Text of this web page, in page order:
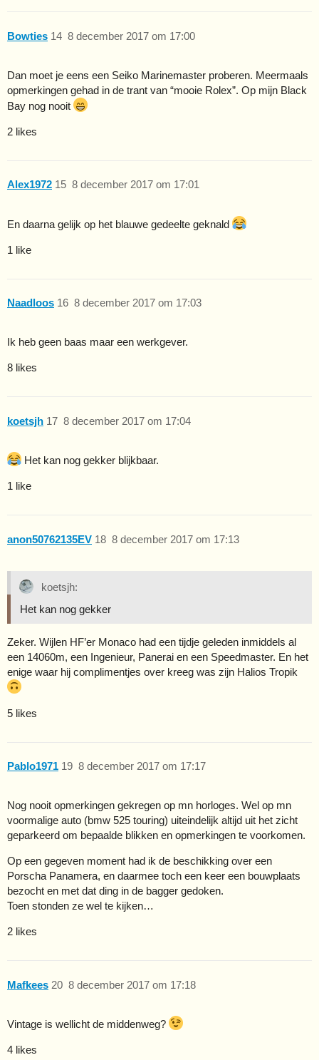
Bowties 8 december 2017 om 17:00
14
Dan moet je eens een Seiko Marinemaster proberen. Meermaals
opmerkingen gehad in de trant van “mooie Rolex”. Op mijn Black
Bay nog nooit
2 likes
Alex1972 8 december 2017 om 17:01
15
En daarna gelijk op het blauwe gedeelte geknald
1 like
Naadloos 8 december 2017 om 17:03
16
Ik heb geen baas maar een werkgever.
8 likes
koetsjh 8 december 2017 om 17:04
17
Het kan nog gekker blijkbaar.
1 like
anon50762135EV 8 december 2017 om 17:13
18
koetsjh:
Het kan nog gekker
Zeker. Wijlen HF’er Monaco had een tijdje geleden inmiddels al
een 14060m, een Ingenieur, Panerai en een Speedmaster. En het
enige waar hij complimentjes over kreeg was zijn Halios Tropik
5 likes
Pablo1971 8 december 2017 om 17:17
19
Nog nooit opmerkingen gekregen op mn horloges. Wel op mn
voormalige auto (bmw 525 touring) uiteindelijk altijd uit het zicht
geparkeerd om bepaalde blikken en opmerkingen te voorkomen.
Op een gegeven moment had ik de beschikking over een
Porscha Panamera, en daarmee toch een keer een bouwplaats
bezocht en met dat ding in de bagger gedoken.
Toen stonden ze wel te kijken…
2 likes
Mafkees 8 december 2017 om 17:18
20
Vintage is wellicht de middenweg?
4 likes